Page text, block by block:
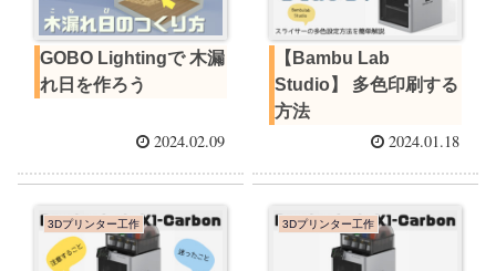
GOBO Lightingで 木漏
れ日を作ろう
2024.02.09
【Bambu Lab
Studio】 多色印刷する
方法
2024.01.18
3Dプリンター工作 3Dプリンター工作